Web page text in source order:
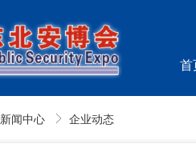
首
新闻中心 企业动态